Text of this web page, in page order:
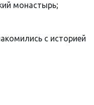
монастырь;
с историей